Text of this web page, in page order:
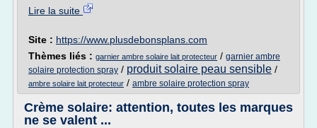
Lire la suite
Site : https://www.plusdebonsplans.com
Thèmes liés : garnier ambre solaire lait protecteur / garnier ambre
solaire protection spray / produit solaire peau sensible /
ambre solaire lait protecteur / ambre solaire protection spray
Crème solaire: attention, toutes les marques
ne se valent ...